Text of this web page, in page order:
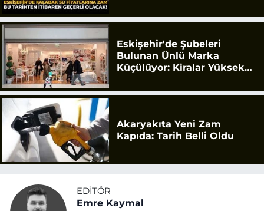
Eskişehir'de Şubeleri
Bulunan Ünlü Marka
Küçülüyor: Kiralar Yüksek
Akaryakıta Yeni Zam
Kapıda: Tarih Belli Oldu
EDITÖR
Emre Kaymal